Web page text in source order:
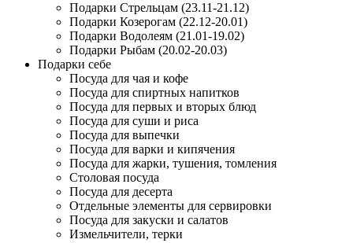
Подарки Стрельцам (23.11-21.12)
Подарки Козерогам (22.12-20.01)
Подарки Водолеям (21.01-19.02)
Подарки Рыбам (20.02-20.03)
Подарки себе
Посуда для чая и кофе
Посуда для спиртных напитков
Посуда для первых и вторых блюд
Посуда для суши и риса
Посуда для выпечки
Посуда для варки и кипячения
Посуда для жарки, тушения, томления
Столовая посуда
Посуда для десерта
Отдельные элементы для сервировки
Посуда для закуски и салатов
Измельчители, терки